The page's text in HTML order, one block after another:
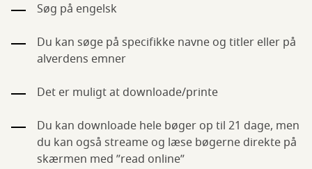
Søg på engelsk
Du kan søge på specifikke navne og titler eller på
alverdens emner
Det er muligt at downloade/printe
Du kan downloade hele bøger op til 21 dage, men
du kan også streame og læse bøgerne direkte på
skærmen med ”read online”